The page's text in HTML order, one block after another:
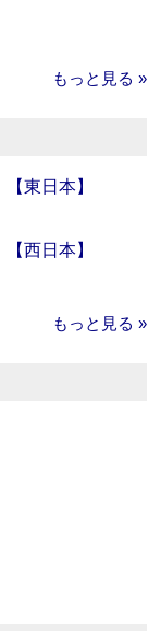
もっと見る »
東日本】
西日本】
もっと見る »